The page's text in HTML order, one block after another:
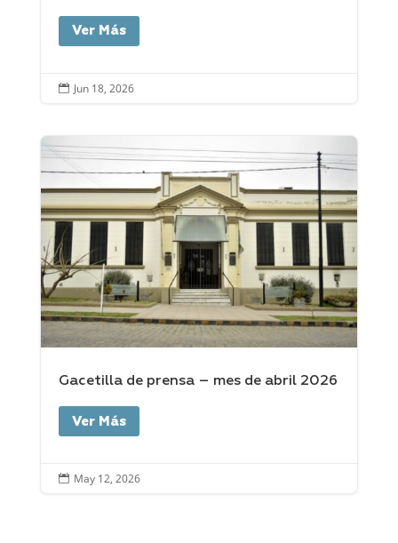
Ver Más
 Jun 18, 2026
Gacetilla de prensa – mes de abril 2026
Ver Más
 May 12, 2026